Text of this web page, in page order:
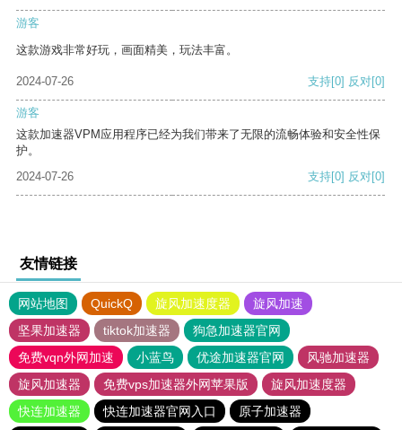
游客
这款游戏非常好玩，画面精美，玩法丰富。
2024-07-26 支持[0] 反对[0]
游客
这款加速器VPM应用程序已经为我们带来了无限的流畅体验和安全性保
护。
2024-07-26
支持[0] 反对[0]
友情链接
网站地图 QuickQ 旋风加速度器
旋风加速
坚果加速器
tiktok加速器
狗急加速器官网
免费vqn外网加速
小蓝鸟 优途加速器官网
风驰加速器
旋风加速器
免费vps加速器外网苹果版
旋风加速度器
快连加速器
快连加速器官网入口
原子加速器